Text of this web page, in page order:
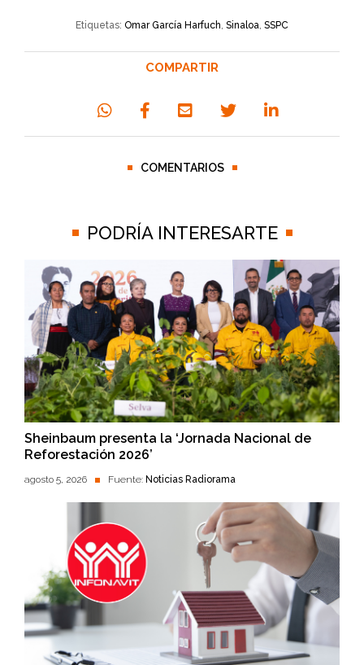
Etiquetas: Omar García Harfuch, Sinaloa, SSPC
COMPARTIR
COMENTARIOS
PODRÍA INTERESARTE
Sheinbaum presenta la ‘Jornada Nacional de
Reforestación 2026’
agosto 5, 2026 Fuente: Noticias Radiorama